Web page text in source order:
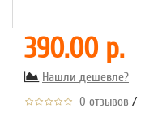
390.00 р.
Нашли дешевле?
0 отзывов /